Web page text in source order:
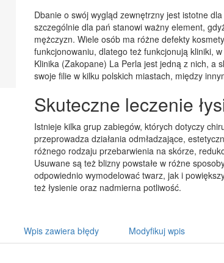
Dbanie o swój wygląd zewnętrzny jest istotne
szczególnie dla pań stanowi ważny element,
mężczyzn. Wiele osób ma różne defekty
funkcjonowaniu, dlatego też funkcjonują kliniki,
Klinika (Zakopane) La Perla jest jedną z nich, a
swoje filie w kilku polskich miastach, między
Skuteczne leczenie
Istnieje kilka grup zabiegów, których dotyczy
przeprowadza działania odmładzające,
różnego rodzaju przebarwienia na skórze,
Usuwane są też blizny powstałe w różne
odpowiednio wymodelować twarz, jak i
też łysienie oraz nadmierna potliwość.
Wpis zawiera błędy Modyfikuj wpis